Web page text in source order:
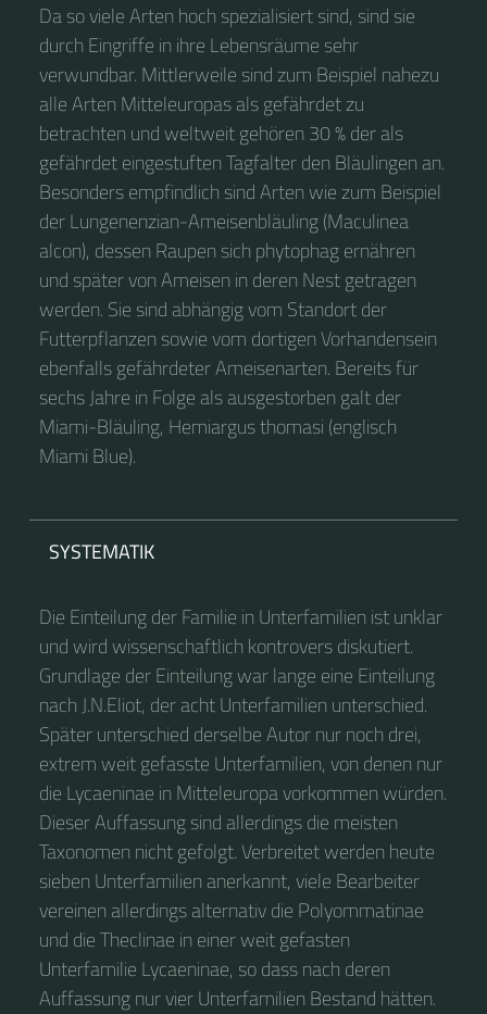
Da so viele Arten hoch spezialisiert sind, sind sie
durch Eingriffe in ihre Lebensräume sehr
verwundbar. Mittlerweile sind zum Beispiel nahezu
alle Arten Mitteleuropas als gefährdet zu
betrachten und weltweit gehören 30 % der als
gefährdet eingestuften Tagfalter den Bläulingen an.
Besonders empfindlich sind Arten wie zum Beispiel
der Lungenenzian-Ameisenbläuling (Maculinea
alcon), dessen Raupen sich phytophag ernähren
und später von Ameisen in deren Nest getragen
werden. Sie sind abhängig vom Standort der
Futterpflanzen sowie vom dortigen Vorhandensein
ebenfalls gefährdeter Ameisenarten. Bereits für
sechs Jahre in Folge als ausgestorben galt der
Miami-Bläuling, Hemiargus thomasi (englisch
Miami Blue).
SYSTEMATIK
Die Einteilung der Familie in Unterfamilien ist unklar
und wird wissenschaftlich kontrovers diskutiert.
Grundlage der Einteilung war lange eine Einteilung
nach J.N.Eliot, der acht Unterfamilien unterschied.
Später unterschied derselbe Autor nur noch drei,
extrem weit gefasste Unterfamilien, von denen nur
die Lycaeninae in Mitteleuropa vorkommen würden.
Dieser Auffassung sind allerdings die meisten
Taxonomen nicht gefolgt. Verbreitet werden heute
sieben Unterfamilien anerkannt, viele Bearbeiter
vereinen allerdings alternativ die Polyommatinae
und die Theclinae in einer weit gefasten
Unterfamilie Lycaeninae, so dass nach deren
Auffassung nur vier Unterfamilien Bestand hätten.